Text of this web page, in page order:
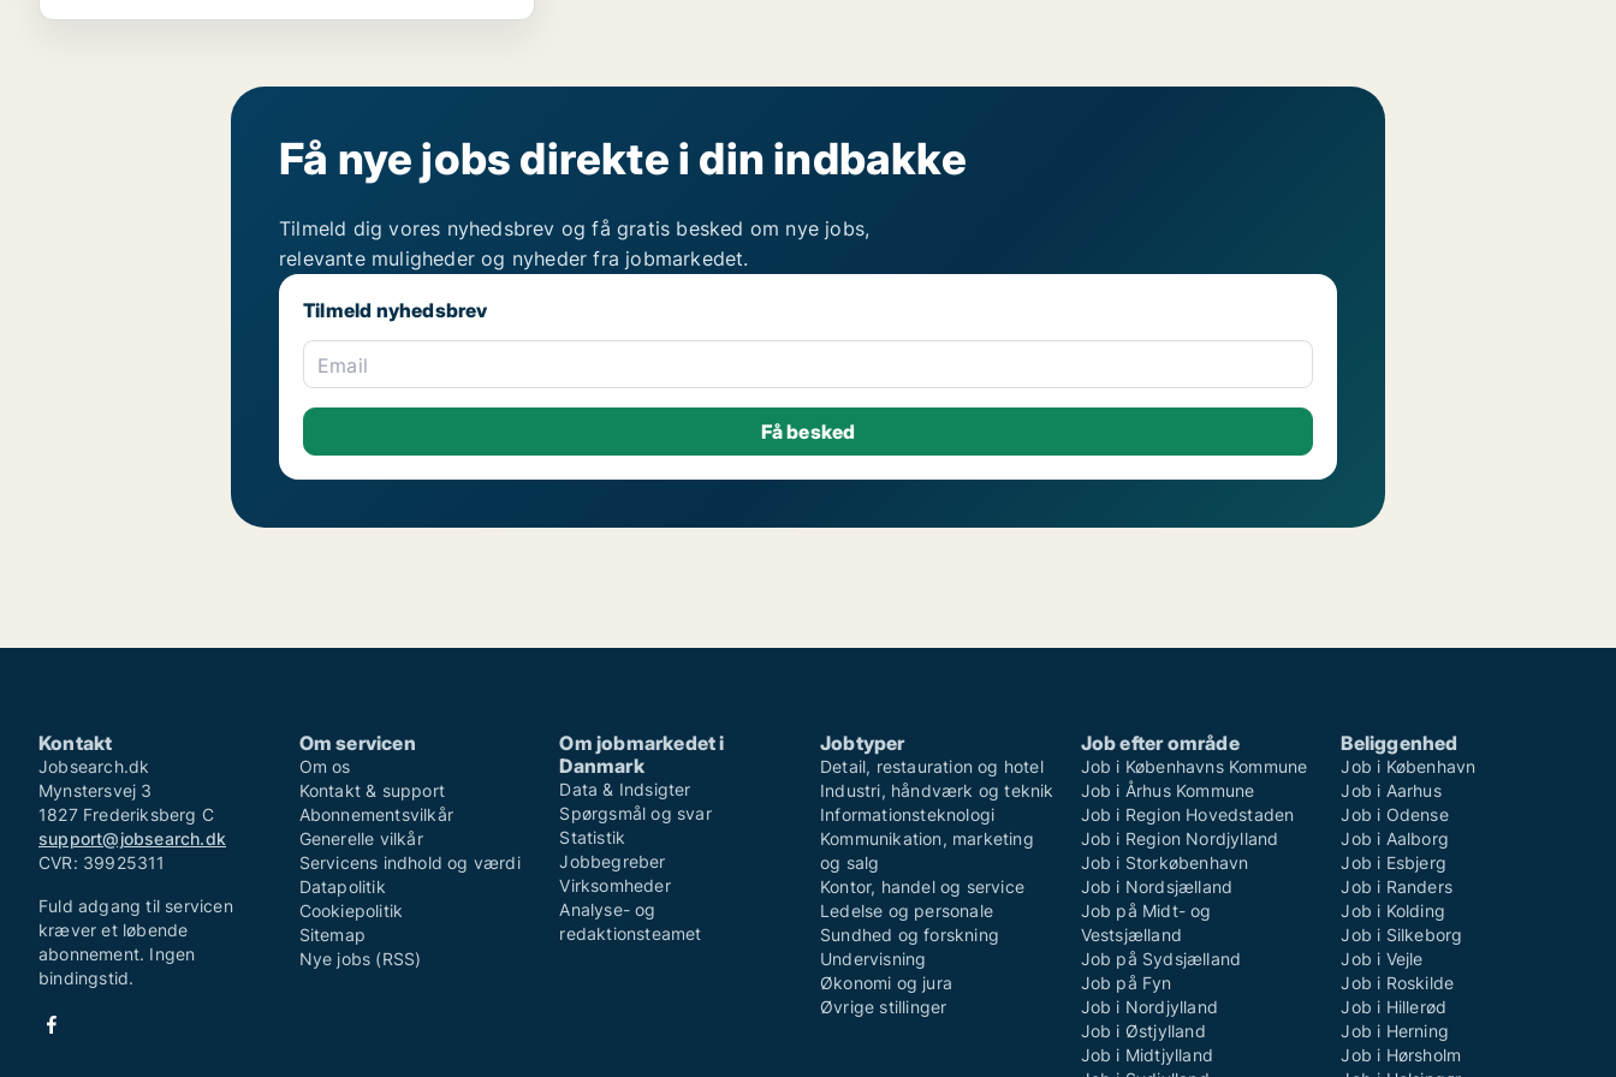
Få nye jobs direkte i din indbakke
Tilmeld dig vores nyhedsbrev og få gratis besked om nye jobs,
relevante muligheder og nyheder fra jobmarkedet.
Tilmeld nyhedsbrev
Email
Kontakt
Jobsearch.dk
Mynstersvej 3
1827 Frederiksberg C
support@jobsearch.dk
CVR: 39925311
Fuld adgang til servicen
kræver et løbende
abonnement. Ingen
bindingstid.
Om servicen
Om os
Kontakt & support
Abonnementsvilkår
Generelle vilkår
Servicens indhold og værdi
Datapolitik
Cookiepolitik
Sitemap
Nye jobs (RSS)
Om jobmarkedet i
Danmark
Data & Indsigter
Spørgsmål og svar
Statistik
Jobbegreber
Virksomheder
Analyse- og
redaktionsteamet
Jobtyper
Detail, restauration og hotel
Industri, håndværk og teknik
Informationsteknologi
Kommunikation, marketing
og salg
Kontor, handel og service
Ledelse og personale
Sundhed og forskning
Undervisning
Økonomi og jura
Øvrige stillinger
Job efter område
Job i Københavns Kommune
Job i Århus Kommune
Job i Region Hovedstaden
Job i Region Nordjylland
Job i Storkøbenhavn
Job i Nordsjælland
Job på Midt- og
Vestsjælland
Job på Sydsjælland
Job på Fyn
Job i Nordjylland
Job i Østjylland
Job i Midtjylland
Beliggenhed
Job i København
Job i Aarhus
Job i Odense
Job i Aalborg
Job i Esbjerg
Job i Randers
Job i Kolding
Job i Silkeborg
Job i Vejle
Job i Roskilde
Job i Hillerød
Job i Herning
Job i Hørsholm